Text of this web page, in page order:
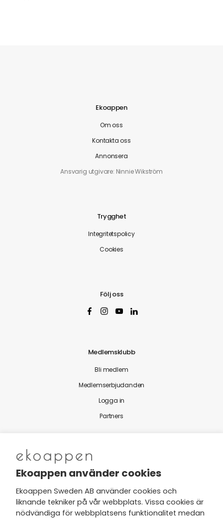
Ekoappen
Om oss
Kontakta oss
Annonsera
Ansvarig utgivare: Ninnie Wikström
Trygghet
Integritetspolicy
Cookies
Följ oss
Medlemsklubb
Bli medlem
Medlemserbjudanden
Logga in
Partners
Nytt från Ekoappen
Jag har tagit del av Ekoappens
personuppgifts- och
Ekoappen använder cookies
Ekoappen Sweden AB använder cookies och
liknande tekniker på vår webbplats. Vissa cookies är
nödvändiga för webbplatsens funktionalitet medan